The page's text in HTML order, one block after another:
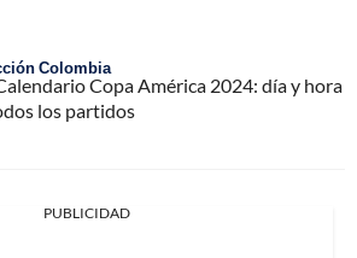
Colombia
Copa América 2024: día y hora
los partidos
PUBLICIDAD